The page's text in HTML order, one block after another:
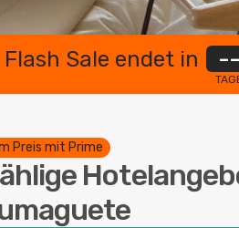
Sale endet in --
Preis mit Prime